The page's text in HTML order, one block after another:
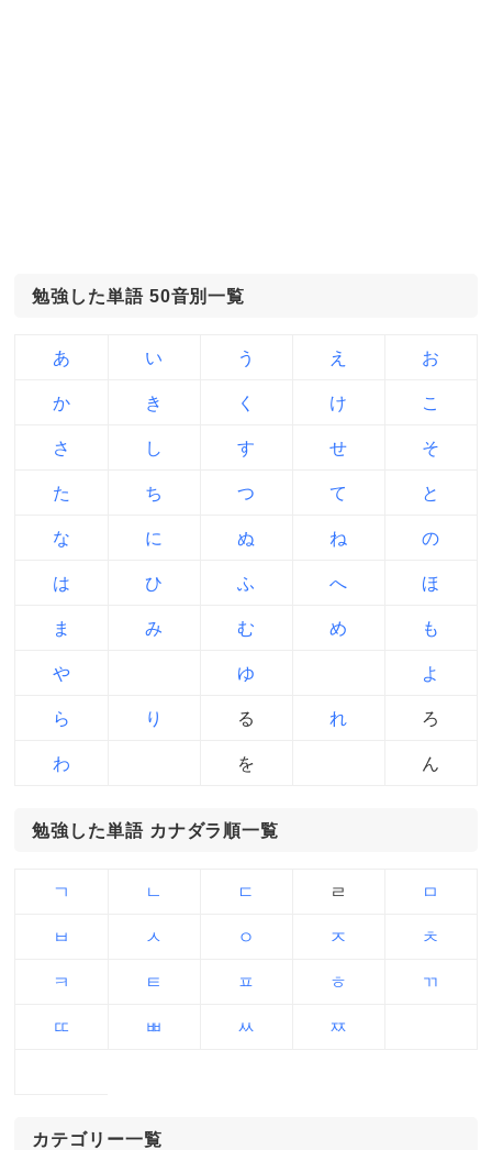
勉強した単語 50音別一覧
あ い う え お
か き く け こ
さ し す せ そ
た ち つ て と
な に ぬ ね の
は ひ ふ へ ほ
ま み む め も
や ゆ よ
ら り る れ ろ
わ を ん
勉強した単語 カナダラ順一覧
ㄱ ㄴ ㄷ ㄹ ㅁ
ㅂ ㅅ ㅇ ㅈ ㅊ
ㅋ ㅌ ㅍ ㅎ ㄲ
ㄸ ㅃ ㅆ ㅉ
カテゴリー一覧